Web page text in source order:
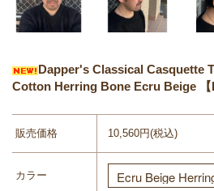
Dapper's Classical Casquette
Cotton Herring Bone Ecru Beige 【
販売価格 10,560円(税込)
カラー